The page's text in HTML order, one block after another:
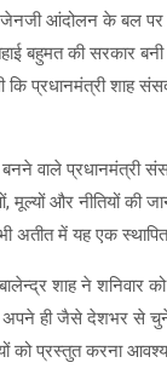
आंदोलन के बल पर
बहुमत की सरकार
कि प्रधानमंत्री शाह
वाले प्रधानमंत्री
मूल्यों और नीतियों की
अतीत में यह एक
बालेन्द्र शाह ने शनिवार
अपने ही जैसे देशभर से
को प्रस्तुत करना